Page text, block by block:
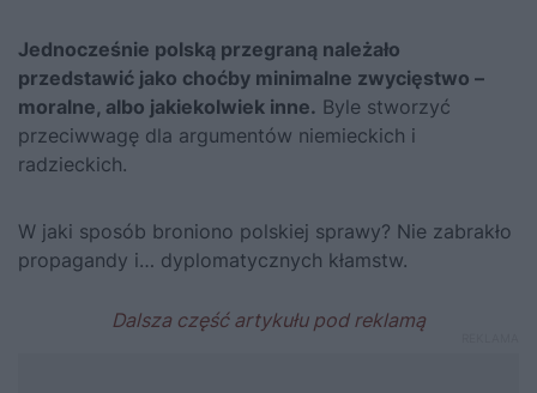
Jednocześnie polską przegraną należało
przedstawić jako choćby minimalne zwycięstwo –
moralne, albo jakiekolwiek inne. Byle stworzyć
przeciwwagę dla argumentów niemieckich i
radzieckich.
W jaki sposób broniono polskiej sprawy? Nie zabrakło
propagandy i… dyplomatycznych kłamstw.